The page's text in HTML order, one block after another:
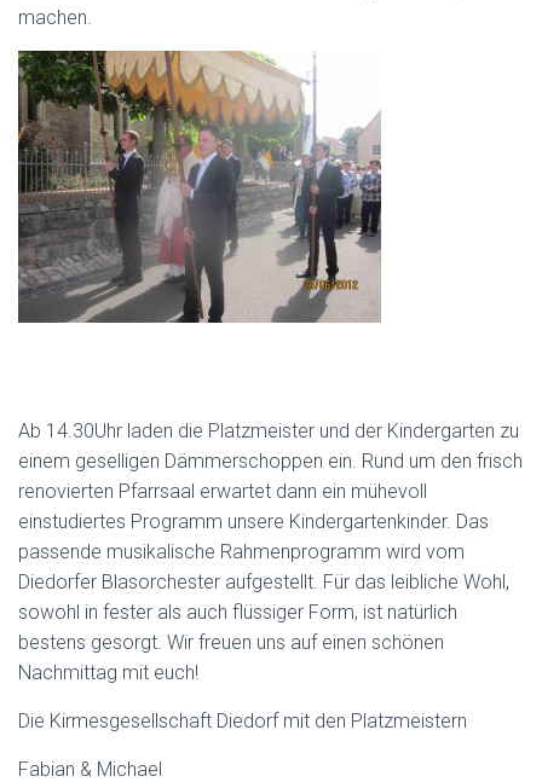
machen.
Ab 14.30Uhr laden die Platzmeister und der Kindergarten zu
einem geselligen Dämmerschoppen ein. Rund um den frisch
renovierten Pfarrsaal erwartet dann ein mühevoll
einstudiertes Programm unsere Kindergartenkinder. Das
passende musikalische Rahmenprogramm wird vom
Diedorfer Blasorchester aufgestellt. Für das leibliche Wohl,
sowohl in fester als auch flüssiger Form, ist natürlich
bestens gesorgt. Wir freuen uns auf einen schönen
Nachmittag mit euch!
Die Kirmesgesellschaft Diedorf mit den Platzmeistern
Fabian & Michael